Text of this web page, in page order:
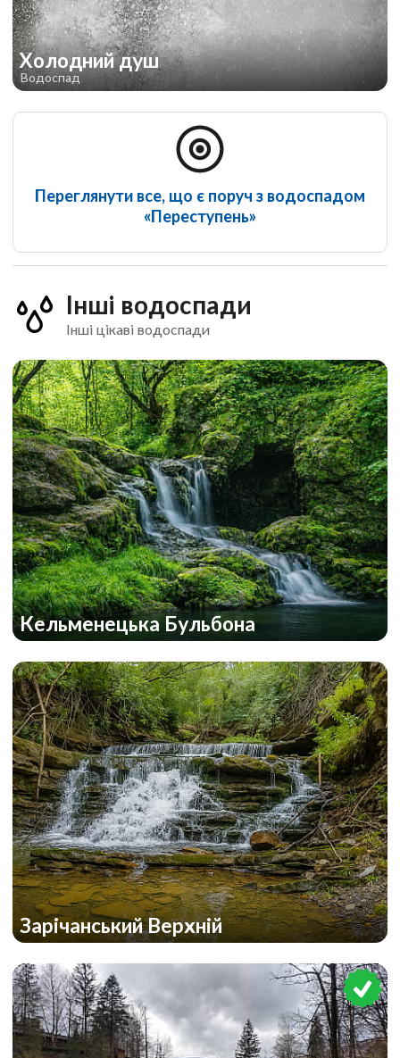
Холодний душ
Водоспад
Переглянути все, що є поруч з водоспадом
«Переступень»
Інші водоспади
Інші цікаві водоспади
Кельменецька Бульбона
Зарічанський Верхній